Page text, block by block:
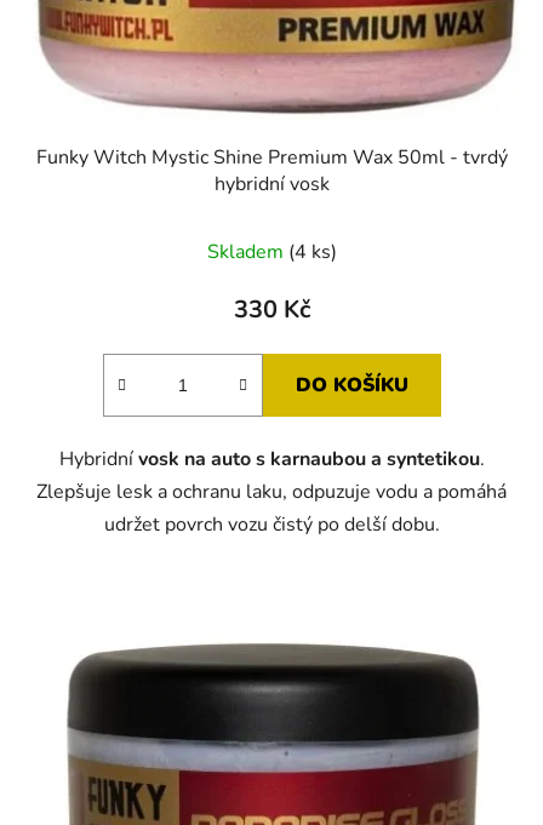
Funky Witch Mystic Shine Premium Wax 50ml - tvrdý
hybridní vosk
Skladem (4 ks)
330 Kč
DO KOŠÍKU
Hybridnívosk na auto s karnaubou a syntetikou.
Zlepšuje lesk a ochranu laku, odpuzuje vodu a pomáhá
udržet povrch vozu čistý po delší dobu.